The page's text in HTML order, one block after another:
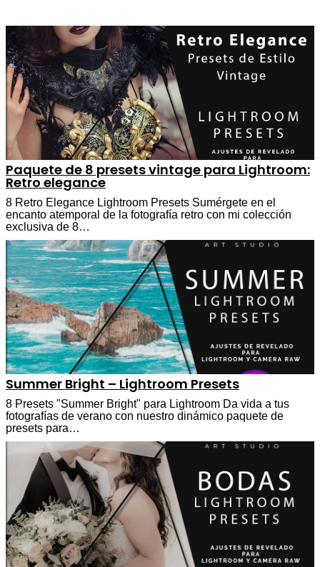
Paquete de 8 presets vintage para Lightroom:
Retro elegance
8 Retro Elegance Lightroom Presets Sumérgete en el
encanto atemporal de la fotografía retro con mi colección
exclusiva de 8…
Summer Bright – Lightroom Presets
8 Presets "Summer Bright" para Lightroom Da vida a tus
fotografías de verano con nuestro dinámico paquete de
presets para…